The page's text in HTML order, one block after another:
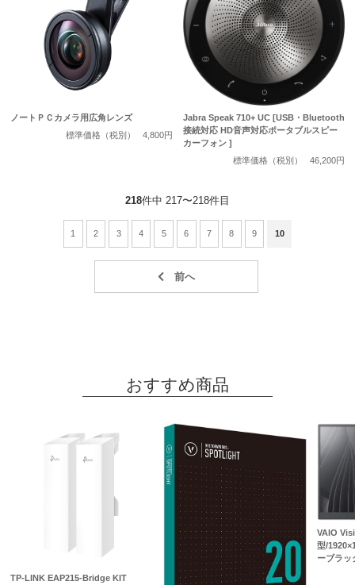
ノートＰＣカメラ用広角レンズ
標準価格（税別）
4,800円
Jabra Speak 710+ UC [USB・Bluetooth
接続対応 HD音声対応ポータブルスピー
カーフォン ]
標準価格（税別）
46,200円
218件中 217〜218件目
1 2 3 4 5 6 7 8 9 10
おすすめ商品
TP-LINK EAP215-Bridge KIT
VAIO
型/
ーブラッ